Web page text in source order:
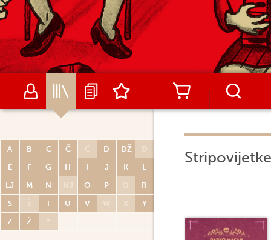
A B C Č Ć D DŽ
Đ
E
F G H I J K
L
LJ
M N NJ O P Q
R
S
Š T U V W X
Y
Z
Ž *
Stripovijetke